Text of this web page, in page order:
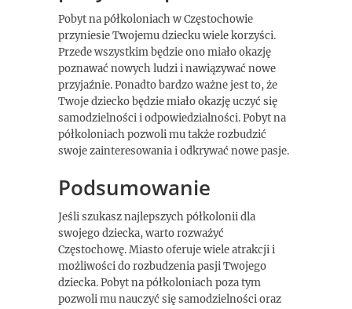
Pobyt na półkoloniach w Częstochowie
przyniesie Twojemu dziecku wiele korzyści.
Przede wszystkim będzie ono miało okazję
poznawać nowych ludzi i nawiązywać nowe
przyjaźnie. Ponadto bardzo ważne jest to, że
Twoje dziecko będzie miało okazję uczyć się
samodzielności i odpowiedzialności. Pobyt na
półkoloniach pozwoli mu także rozbudzić
swoje zainteresowania i odkrywać nowe pasje.
Podsumowanie
Jeśli szukasz najlepszych półkolonii dla
swojego dziecka, warto rozważyć
Częstochowę. Miasto oferuje wiele atrakcji i
możliwości do rozbudzenia pasji Twojego
dziecka. Pobyt na półkoloniach poza tym
pozwoli mu nauczyć się samodzielności oraz